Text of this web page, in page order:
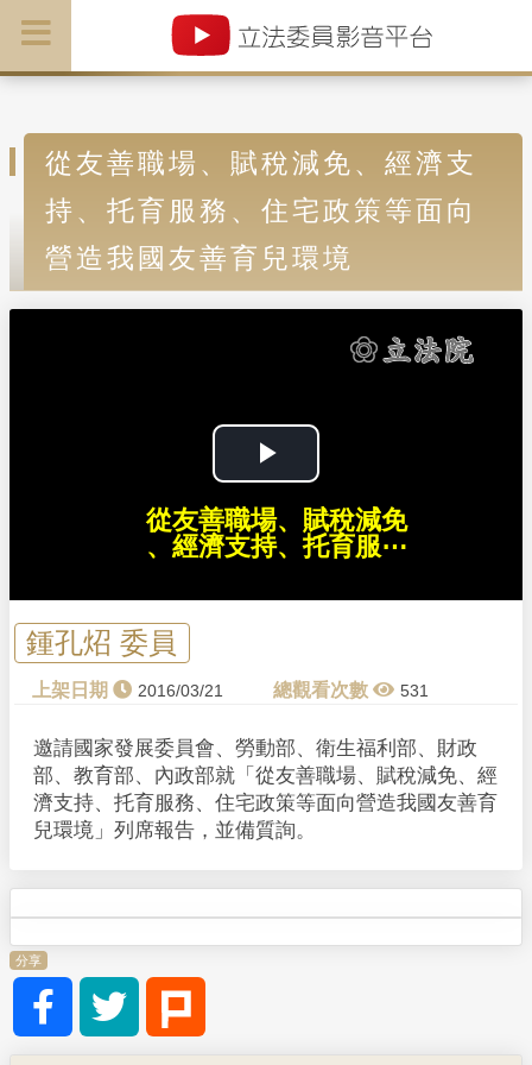
從友善職場、賦稅減免、經濟支
持、托育服務、住宅政策等面向
營造我國友善育兒環境
P
l
V
i
d
o
從友善職場、賦稅減免
、經濟支持、托育服⋯
鍾孔炤 委員
2016/03/21 531
邀請國家發展委員會、勞動部、衛生福利部、財政
部、教育部、內政部就「從友善職場、賦稅減免、經
濟支持、托育服務、住宅政策等面向營造我國友善育
兒環境」列席報告，並備質詢。
分享